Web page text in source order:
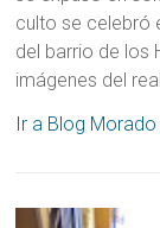
culto se celebró
del barrio de los
imágenes del
Ir a Blog